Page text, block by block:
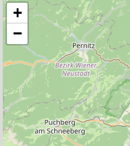
+
−